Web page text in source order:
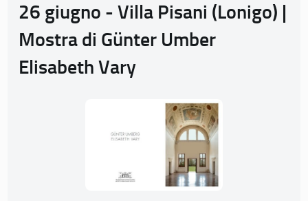
26 giugno - Villa Pisani (Lonigo) |
Mostra di Günter Umber
Elisabeth Vary